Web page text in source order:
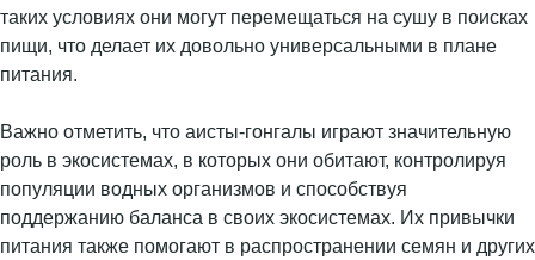
таких условиях они могут перемещаться на сушу в поисках
пищи, что делает их довольно универсальными в плане
питания.
Важно отметить, что аисты-гонгалы играют значительную
роль в экосистемах, в которых они обитают, контролируя
популяции водных организмов и способствуя
поддержанию баланса в своих экосистемах. Их привычки
питания также помогают в распространении семян и других